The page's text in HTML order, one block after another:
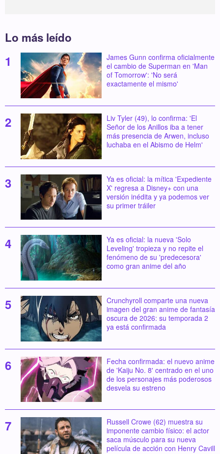
Lo más leído
James Gunn confirma oficialmente
el cambio de Superman en 'Man
of Tomorrow': 'No será
exactamente el mismo'
Liv Tyler (49), lo confirma: 'El
Señor de los Anillos iba a tener
más presencia de Arwen, incluso
luchaba en el Abismo de Helm'
Ya es oficial: la mítica 'Expediente
X' regresa a Disney+ con una
versión inédita y ya podemos ver
su primer tráiler
Ya es oficial: la nueva 'Solo
Leveling' tropieza y no repite el
fenómeno de su 'predecesora'
como gran anime del año
Crunchyroll comparte una nueva
imagen del gran anime de fantasía
oscura de 2026: su temporada 2
ya está confirmada
Fecha confirmada: el nuevo anime
de 'Kaiju No. 8' centrado en el uno
de los personajes más poderosos
desvela su estreno
Russell Crowe (62) muestra su
imponente cambio físico: el actor
saca músculo para su nueva
película de acción con Henry Cavill